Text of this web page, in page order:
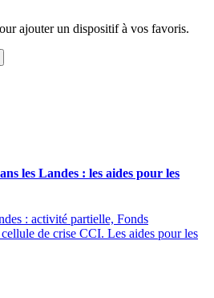
ajouter un dispositif à vos favoris.
les Landes : les aides pour les
: activité partielle, Fonds
de crise CCI. Les aides pour les